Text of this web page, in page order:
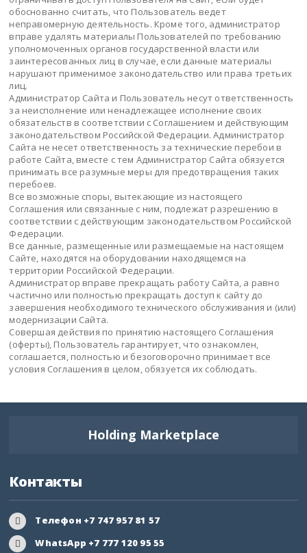
обоснованно считать, что Пользователь ведет
неправомерную деятельность. Кроме того, администратор
вправе удалять материалы Пользователей по требованию
уполномоченных органов государственной власти или
заинтересованных лиц в случае, если данные материалы
нарушают применимое законодательство или права третьих
лиц.
Администратор Сайта и Пользователь несут ответственность
за неисполнение или ненадлежащее исполнение своих
обязательств в соответствии с Соглашением и действующим
законодательством Российской Федерации. Администратор
Сайта не несет ответственность за технические перебои в
работе Сайта, вместе с тем Администратор Сайта обязуется
принимать все разумные меры для предотвращения таких
перебоев.
Все возможные споры, вытекающие из настоящего
Соглашения или связанные с ним, подлежат разрешению в
соответствии с действующим законодательством Российской
Федерации.
Все данные, размещенные или размещаемые на настоящем
Сайте, находятся на оборудовании находящемся на
территории Российской Федерации.
Администратор вправе прекращать работу Сайта, а равно
частично или полностью прекращать доступ к сайту до
завершения необходимого технического обслуживания и (или)
модернизации Сайта.
Совершая действия по принятию настоящего Соглашения
(оферты), Пользователь гарантирует, что ознакомлен,
соглашается, полностью и безоговорочно принимает все
условия Соглашения в целом, обязуется их соблюдать.
Holding Marketplace
Контакты
Телефон +7 747 957 81 57
WhatsApp +7 777 120 95 55